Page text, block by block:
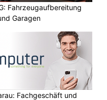
Fahrzeugaufbereitung
Garagen
Fachgeschäft und